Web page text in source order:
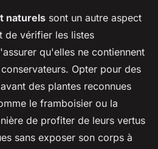
naturels sont un autre aspect
de vérifier les listes
qu'elles ne contiennent
Opter pour des
des plantes reconnues
le framboisier ou la
de profiter de leurs vertus
sans exposer son corps à